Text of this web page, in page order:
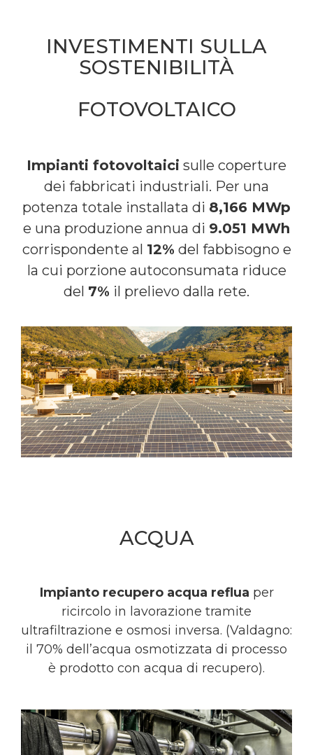
INVESTIMENTI SULLA
SOSTENIBILITÀ
FOTOVOLTAICO
Impianti fotovoltaici sulle coperture
dei fabbricati industriali. Per una
potenza totale installata di 8,166 MWp
e una produzione annua di 9.051 MWh
corrispondente al 12% del fabbisogno e
la cui porzione autoconsumata riduce
del 7% il prelievo dalla rete.
ACQUA
Impianto recupero acqua reflua per
ricircolo in lavorazione tramite
ultrafiltrazione e osmosi inversa. (Valdagno:
il 70% dell’acqua osmotizzata di processo
è prodotto con acqua di recupero).